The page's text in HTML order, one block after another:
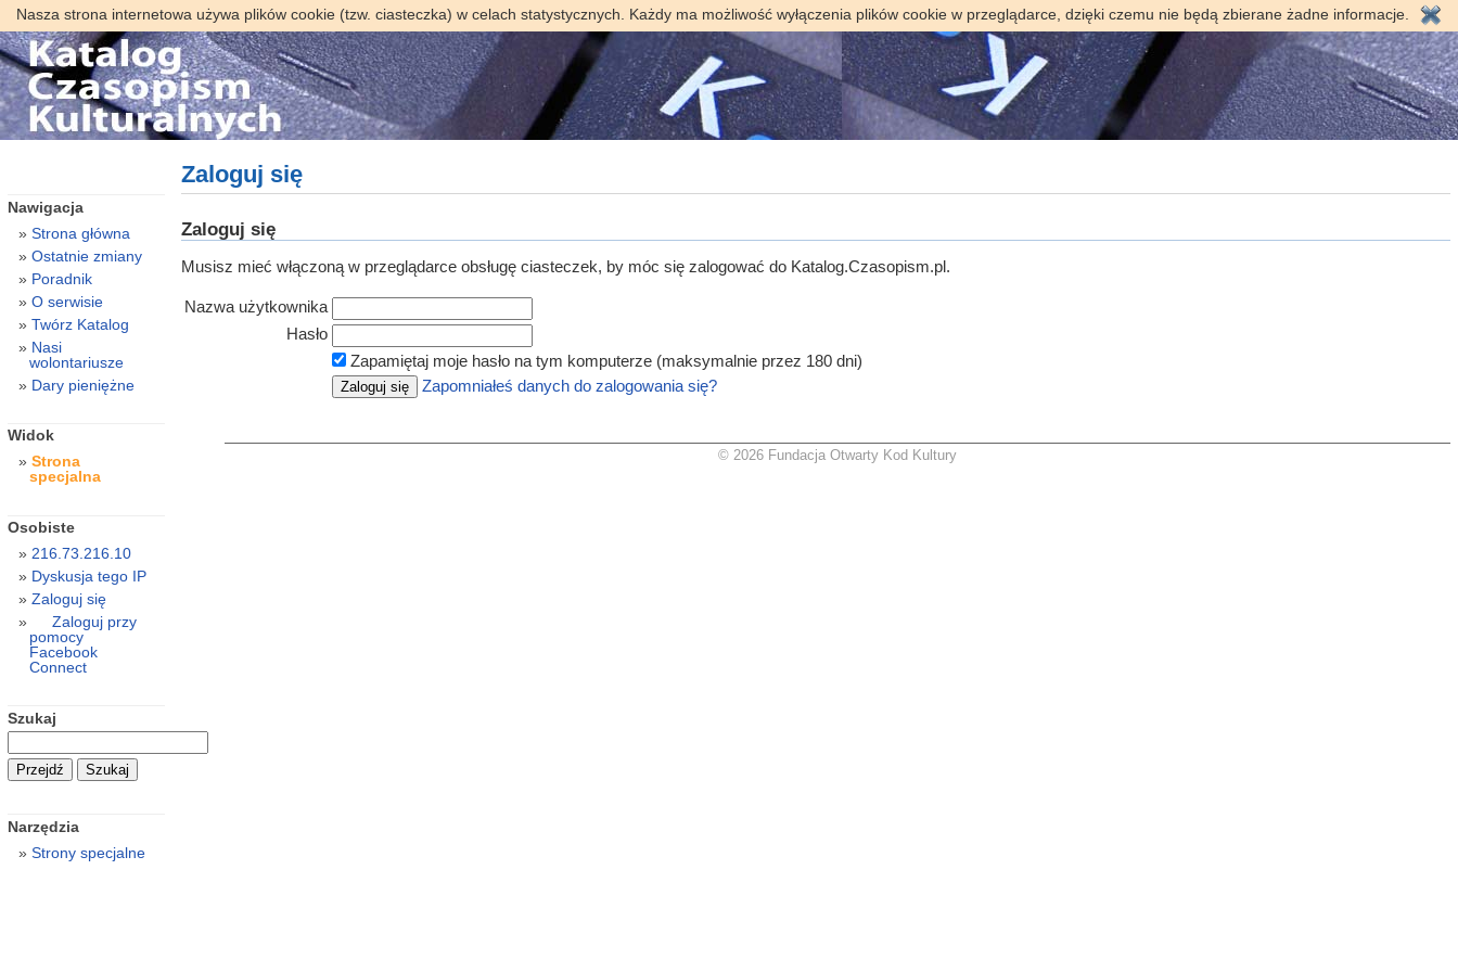
Nasza strona internetowa używa plików cookie (tzw. ciasteczka) w celach statystycznych. Każdy ma możliwość wyłączenia plików cookie w przeglądarce, dzięki czemu nie będą zbierane żadne informacje.
Zaloguj się
Zaloguj się
Musisz mieć włączoną w przeglądarce obsługę ciasteczek, by móc się zalogować do Katalog.Czasopism.pl.
Nazwa użytkownika
Hasło
Zapamiętaj moje hasło na tym komputerze (maksymalnie przez 180 dni)
Zapomniałeś danych do zalogowania się?
Nawigacja
Strona główna
Ostatnie zmiany
Poradnik
O serwisie
Twórz Katalog
Nasi
wolontariusze
Dary pieniężne
Widok
Strona
specjalna
Osobiste
216.73.216.10
Dyskusja tego IP
Zaloguj się
Zaloguj przy
pomocy
Facebook
Connect
Szukaj
Narzędzia
Strony specjalne
© 2026 Fundacja Otwarty Kod Kultury